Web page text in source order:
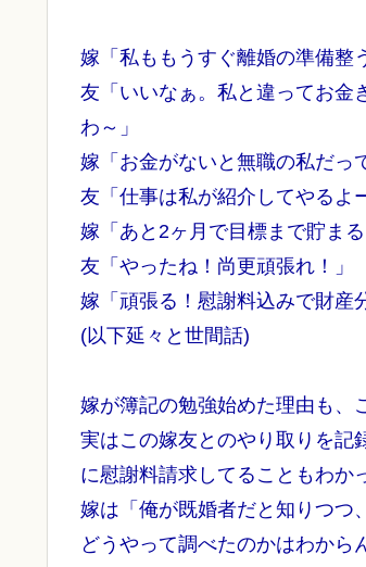
嫁「私ももうすぐ離婚の準備整
友「いいなぁ。私と違ってお金
わ～」
嫁「お金がないと無職の私だっ
友「仕事は私が紹介してやるよ
嫁「あと2ヶ月で目標まで貯ま
友「やったね！尚更頑張れ！」
嫁「頑張る！慰謝料込みで財産
(以下延々と世間話)
嫁が簿記の勉強始めた理由も、
実はこの嫁友とのやり取りを記
に慰謝料請求してることもわか
嫁は「俺が既婚者だと知りつつ
どうやって調べたのかはわから